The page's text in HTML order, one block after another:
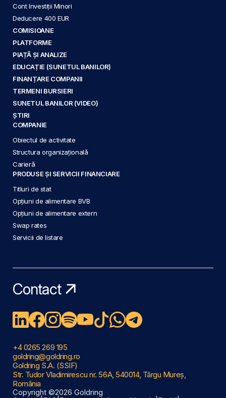
Cont Investiții Minori
Deducere 400 EUR
COMISIOANE
PLATFORME
PIAȚĂ ȘI ANALIZE
EDUCAȚIE (SUNETUL BANILOR)
FINANȚARE COMPANII
TERMENI BURSIERI
SUNETUL BANILOR (VIDEO)
ȘTIRI
COMPANIE
Obiectul de activitate
Structura organizațională
Carieră
PRODUSE ȘI SERVICII FINANCIARE
Titluri de stat
Opțiuni de alimentare BVB
Opțiuni de alimentare extern
Swap rates
Servicii de listare
Contact
+4 0265 269 195
goldring@goldring.ro
Goldring S.A. (SSIF)
Str. Tudor Vladimirescu nr. 56A, 540014, Târgu Mureș,
România
Copyright ©2026 Goldring